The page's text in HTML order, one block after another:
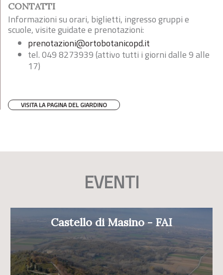
CONTATTI
Informazioni su orari, biglietti, ingresso gruppi e
scuole, visite guidate e prenotazioni:
prenotazioni@ortobotanicopd.it
tel. 049 8273939 (attivo tutti i giorni dalle 9 alle
17)
VISITA LA PAGINA DEL GIARDINO
EVENTI
Castello di Masino - FAI